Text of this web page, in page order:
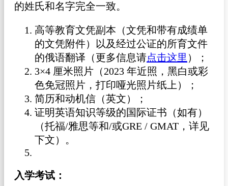
的姓氏和名字完全一致。
高等教育文凭副本（文凭和带有成绩单
的文凭附件）以及经过公证的所育文件
的俄语翻译（更多信息请点击这里 ）；
3×4 厘米照片（2023 年近照，黑白或彩
色免冠照片，打印哑光照片纸上）；
简历和动机信（英文）；
证明英语知识等级的国际证书（如有）
（托福/雅思等和/或GRE / GMAT，详见
下文）。
入学考试：